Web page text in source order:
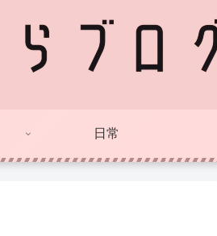
日常